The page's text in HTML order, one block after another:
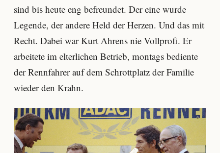
sind bis heute eng befreundet. Der eine wurde
Legende, der andere Held der Herzen. Und das mit
Recht. Dabei war Kurt Ahrens nie Vollprofi. Er
arbeitete im elterlichen Betrieb, montags bediente
der Rennfahrer auf dem Schrottplatz der Familie
wieder den Krahn.